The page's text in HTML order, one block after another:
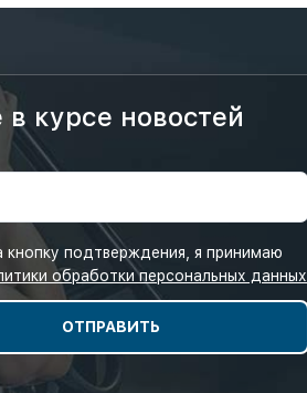
в курсе новостей
кнопку подтверждения, я принимаю
обработки персональных данных